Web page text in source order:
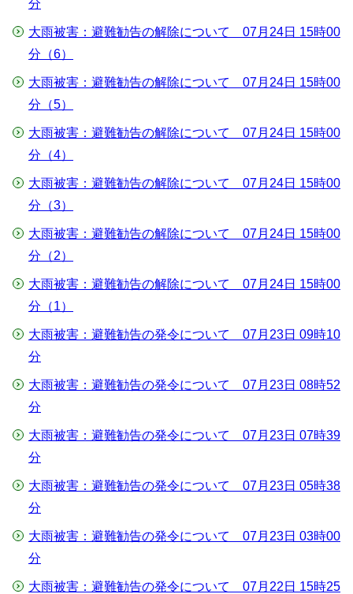
分
大雨被害：避難勧告の解除について 07月24日 15時00
分（6）
大雨被害：避難勧告の解除について 07月24日 15時00
分（5）
大雨被害：避難勧告の解除について 07月24日 15時00
分（4）
大雨被害：避難勧告の解除について 07月24日 15時00
分（3）
大雨被害：避難勧告の解除について 07月24日 15時00
分（2）
大雨被害：避難勧告の解除について 07月24日 15時00
分（1）
大雨被害：避難勧告の発令について 07月23日 09時10
分
大雨被害：避難勧告の発令について 07月23日 08時52
分
大雨被害：避難勧告の発令について 07月23日 07時39
分
大雨被害：避難勧告の発令について 07月23日 05時38
分
大雨被害：避難勧告の発令について 07月23日 03時00
分
大雨被害：避難勧告の発令について 07月22日 15時25